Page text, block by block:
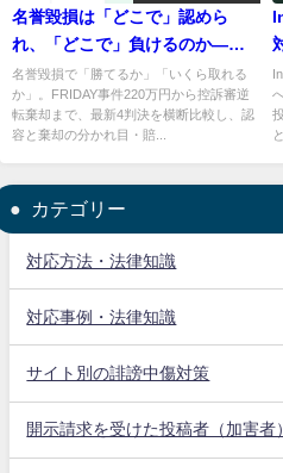
名誉毀損は「どこで」認めら
れ、「どこで」負けるのか――
週刊誌・SNSの最新4判決にみる
分かれ目と賠償額の相場
名誉毀損で「勝てるか」「いくら取れる
か」。FRIDAY事件220万円から控訴審逆
転棄却まで、最新4判決を横断比較し、認
容と棄却の分かれ目・賠...
カテゴリー
対応方法・法律知識
対応事例・法律知識
サイト別の誹謗中傷対策
開示請求を受けた投稿者（加害者